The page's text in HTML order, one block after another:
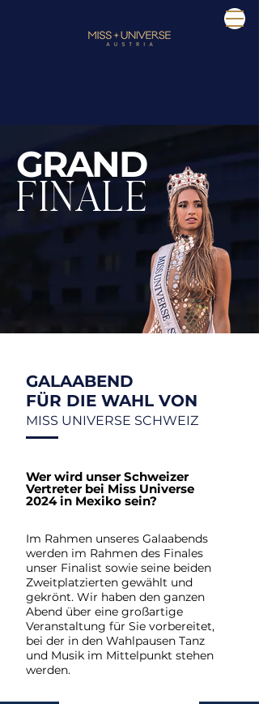
GALAABEND
FÜR DIE WAHL VON
MISS UNIVERSE SCHWEIZ
Wer wird unser Schweizer
Vertreter bei Miss Universe
2024 in Mexiko sein?
Im Rahmen unseres Galaabends
werden im Rahmen des Finales
unser Finalist sowie seine beiden
Zweitplatzierten gewählt und
gekrönt. Wir haben den ganzen
Abend über eine großartige
Veranstaltung für Sie vorbereitet,
bei der in den Wahlpausen Tanz
und Musik im Mittelpunkt stehen
werden.
GRAND
FINALE